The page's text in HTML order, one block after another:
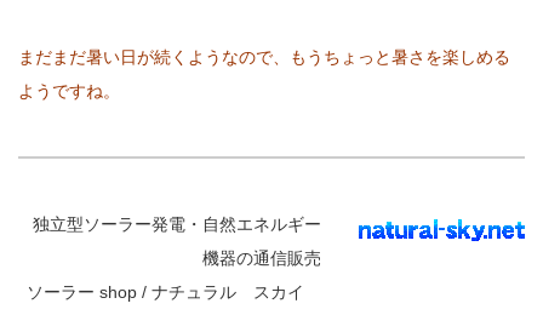
まだまだ暑い日が続くようなので、もうちょっと暑さを楽しめる
ようですね。
独立型ソーラー発電・自然エネルギー
機器の通信販売
ソーラー shop / ナチュラル スカイ